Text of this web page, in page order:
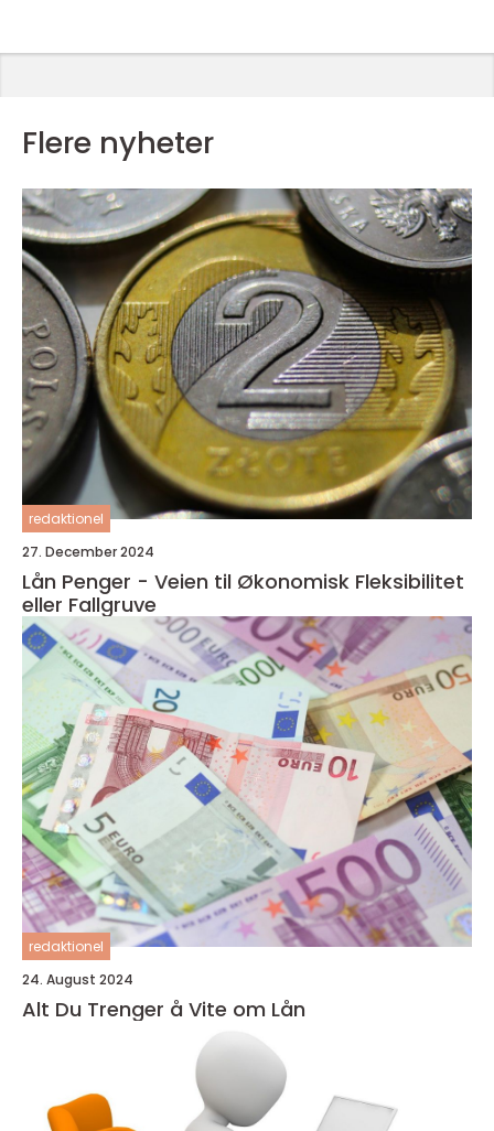
Flere nyheter
redaktionel
27. December 2024
Lån Penger - Veien til Økonomisk Fleksibilitet
eller Fallgruve
redaktionel
24. August 2024
Alt Du Trenger å Vite om Lån